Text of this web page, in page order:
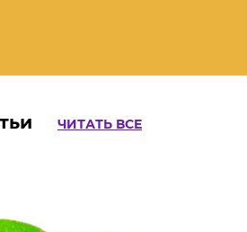
и квадратной формы, с
ЧИТАТЬ ВСЕ